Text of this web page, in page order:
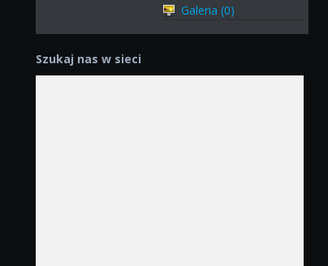
Galeria (0)
Szukaj nas w sieci